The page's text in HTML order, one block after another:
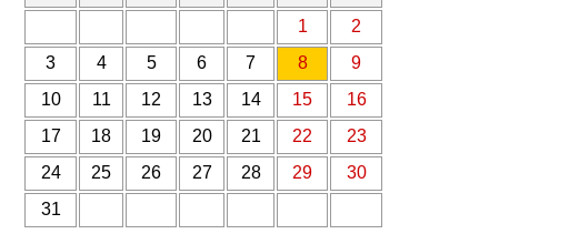
1
2
3
4 5 6 7 8
9
10
11 12 13 14 15
16
17
18 19 20 21 22
23
24
25 26 27 28 29
30
31